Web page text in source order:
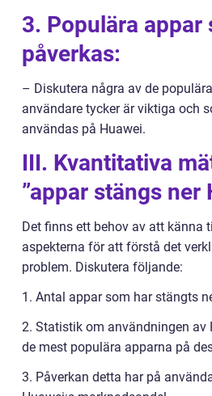
3. Populära appar
påverkas:
– Diskutera några av de
användare tycker är viktiga och
användas på Huawei.
III. Kvantitativa
”appar stängs ner
Det finns ett behov av att känna
aspekterna för att förstå det
problem. Diskutera följande:
1. Antal appar som har stängts
2. Statistik om användningen av
de mest populära apparna på
3. Påverkan detta har på